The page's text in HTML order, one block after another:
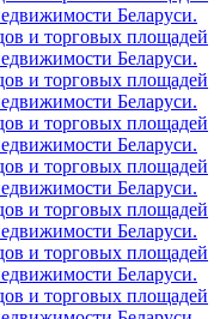
Беларуси.
и торговых площадей
Беларуси.
и торговых площадей
Беларуси.
и торговых площадей
Беларуси.
и торговых площадей
Беларуси.
и торговых площадей
Беларуси.
и торговых площадей
Беларуси.
и торговых площадей